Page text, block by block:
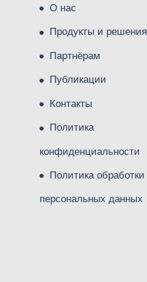
О нас
Продукты и решения
Партнёрам
Публикации
Контакты
Политика
конфиденциальности
Политика обработки
персональных данных